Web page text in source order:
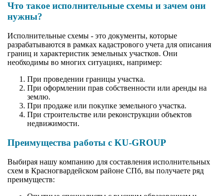
Что такое исполнительные схемы и зачем они
нужны?
Исполнительные схемы - это документы, которые
разрабатываются в рамках кадастрового учета для описания
границ и характеристик земельных участков. Они
необходимы во многих ситуациях, например:
При проведении границы участка.
При оформлении прав собственности или аренды на
землю.
При продаже или покупке земельного участка.
При строительстве или реконструкции объектов
недвижимости.
Преимущества работы с KU-GROUP
Выбирая нашу компанию для составления исполнительных
схем в Красногвардейском районе СПб, вы получаете ряд
преимуществ: